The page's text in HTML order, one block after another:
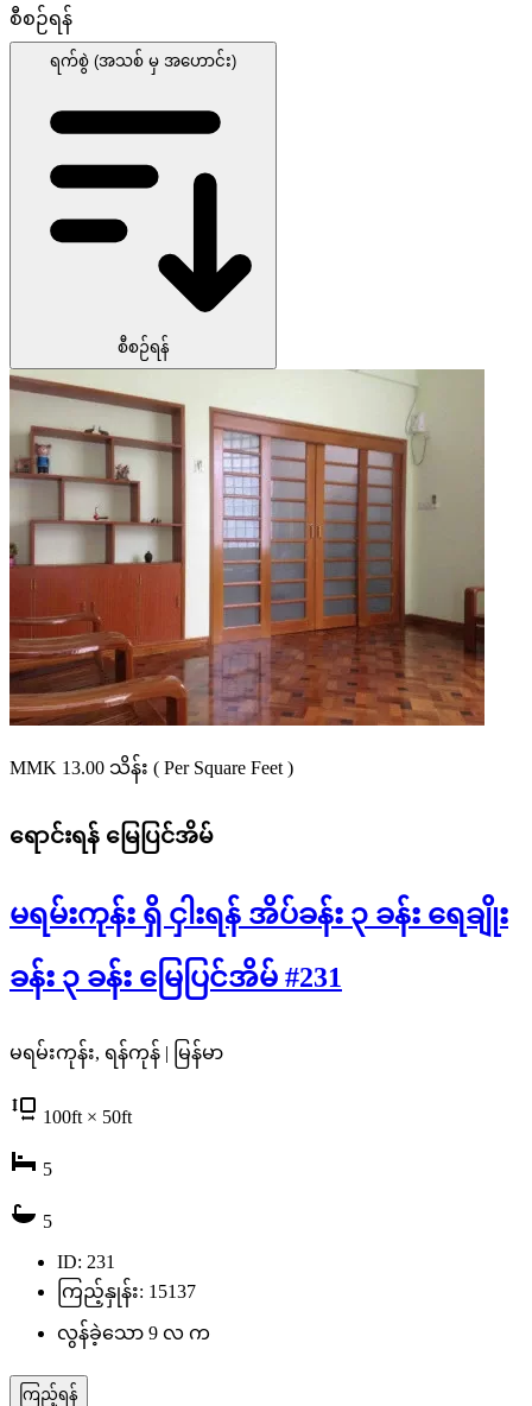
စီစဉ်ရန်
ရက်စွဲ (အသစ် မှ အဟောင်း)
စီစဉ်ရန်
MMK 13.00 သိန်း ( Per Square Feet )
ရောင်းရန် မြေပြင်အိမ်
မရမ်းကုန်း ရှိ ငှါးရန် အိပ်ခန်း ၃ ခန်း ရေချိုး
ခန်း ၃ ခန်း မြေပြင်အိမ် #231
မရမ်းကုန်း, ရန်ကုန် | မြန်မာ
100ft× 50ft
5
5
ID: 231
ကြည့်နှုန်း: 15137
လွန်ခဲ့သော 9 လ က
ကြည့်ရန်